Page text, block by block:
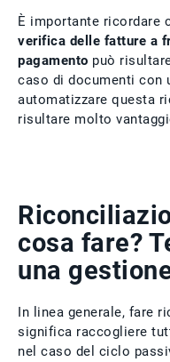
È importante ricordare
verifica delle fatture a
pagamento può
caso di documenti con
automatizzare questa
risultare molto
cosa fare?
una
In linea generale, fare
significa raccogliere
nel caso del ciclo